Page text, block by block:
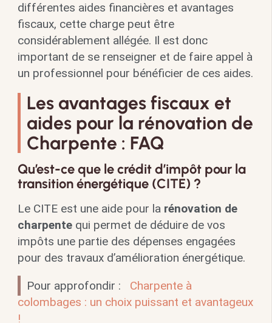
différentes aides financières et avantages
fiscaux, cette charge peut être
considérablement allégée. Il est donc
important de se renseigner et de faire appel à
un professionnel pour bénéficier de ces aides.
Les avantages fiscaux et
aides pour la rénovation de
Charpente : FAQ
Qu’est-ce que le crédit d’impôt pour la
transition énergétique (CITE) ?
Le CITE est une aide pour la rénovation de
charpentequi permet de déduire de vos
impôts une partie des dépenses engagées
pour des travaux d’amélioration énergétique.
Pour approfondir :
Charpente à
colombages : un choix puissant et avantageux
!